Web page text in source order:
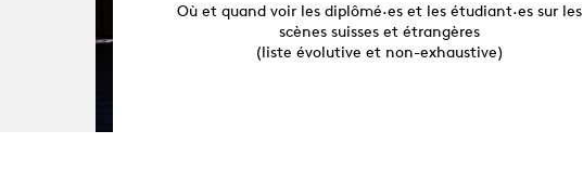
Où et quand voir les diplômé·es et les étudiant·es sur les
scènes suisses et étrangères
(liste évolutive et non-exhaustive)